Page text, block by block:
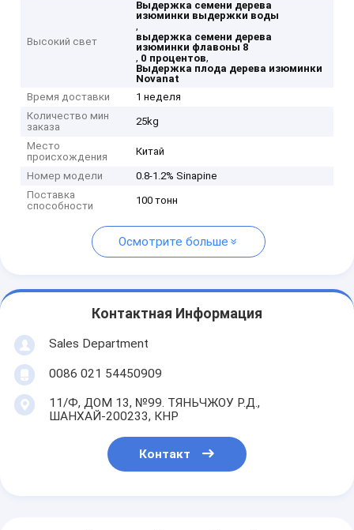
Высокий свет
Выдержка семени дерева
изюминки выдержки воды
,
выдержка семени дерева
изюминки флавоны 8
, 0 процентов,
Выдержка плода дерева изюминки
Novanat
Время доставки
1 неделя
Количество мин
заказа
25kg
Место
происхождения
Китай
Номер модели
0.8-1.2% Sinapine
Поставка
способности
100 тонн
Осмотрите больше
Контактная Информация
Sales Department
0086 021 54450909
11/Ф, ДОМ 13, №99. ТЯНЬЧЖОУ Р.Д.,
ШАНХАЙ-200233, КНР
Контакт